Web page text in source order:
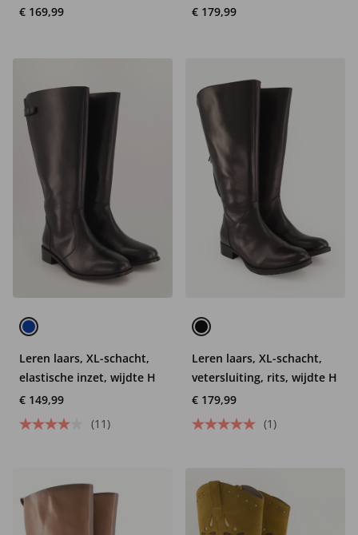
wijdte H
€ 169,99
wijdte H
€ 179,99
Leren laars, XL-schacht,
elastische inzet, wijdte H
€ 149,99
(11)
Leren laars, XL-schacht,
vetersluiting, rits, wijdte H
€ 179,99
(1)